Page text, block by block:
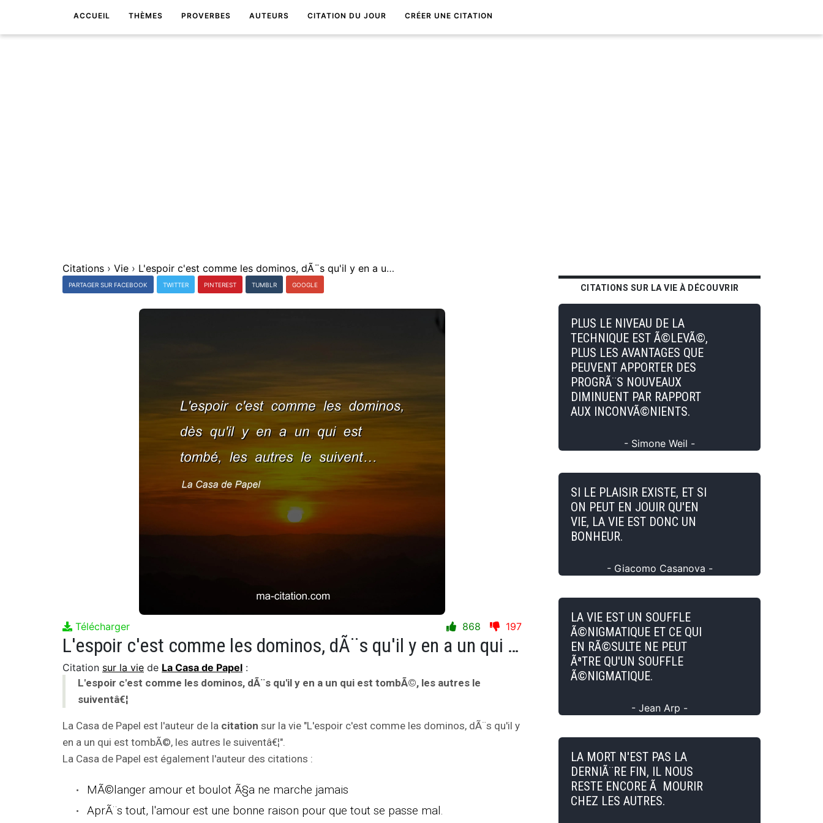
ACCUEIL THÈMES PROVERBES AUTEURS CITATION DU JOUR CRÉER UNE CITATION
Citations › Vie › L'espoir c'est comme les dominos, dÃ¨s qu'il y en a un qui est tombÃ©, les autres le suiventâ€¦
PARTAGER SUR FACEBOOK TWITTER PINTEREST TUMBLR GOOGLE
Télécharger 868 197
L'espoir c'est comme les dominos, dÃ¨s qu'il y en a un qui est tombÃ©, les autres le suiventâ€¦
Citation sur la vie de La Casa de Papel :
L'espoir c'est comme les dominos, dÃ¨s qu'il y en a un qui est tombÃ©, les autres le
suiventâ€¦
La Casa de Papel est l'auteur de la citation sur la vie "L'espoir c'est comme les dominos, dÃ¨s qu'il y
en a un qui est tombÃ©, les autres le suiventâ€¦".
La Casa de Papel est également l'auteur des citations :
MÃ©langer amour et boulot Ã§a ne marche jamais
AprÃ¨s tout, l'amour est une bonne raison pour que tout se passe mal.
CITATIONS SUR LA VIE À DÉCOUVRIR
PLUS LE NIVEAU DE LA
TECHNIQUE EST Ã©LEVÃ©,
PLUS LES AVANTAGES QUE
PEUVENT APPORTER DES
PROGRÃ¨S NOUVEAUX
DIMINUENT PAR RAPPORT
AUX INCONVÃ©NIENTS.
- Simone Weil -
SI LE PLAISIR EXISTE, ET SI
ON PEUT EN JOUIR QU'EN
VIE, LA VIE EST DONC UN
BONHEUR.
- Giacomo Casanova -
LA VIE EST UN SOUFFLE
Ã©NIGMATIQUE ET CE QUI
EN RÃ©SULTE NE PEUT
ÃªTRE QU'UN SOUFFLE
Ã©NIGMATIQUE.
- Jean Arp -
LA MORT N'EST PAS LA
DERNIÃ¨RE FIN, IL NOUS
RESTE ENCORE Ã MOURIR
CHEZ LES AUTRES.